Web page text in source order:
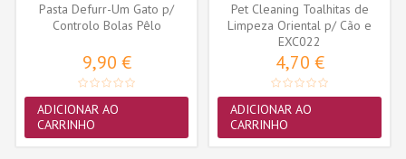
Pasta Defurr-Um Gato p/
Controlo Bolas Pêlo
9,90 €
ADICIONAR AO
CARRINHO
Pet Cleaning Toalhitas de
Limpeza Oriental p/ Cão e
Gato...
EXC022
4,70 €
ADICIONAR AO
CARRINHO